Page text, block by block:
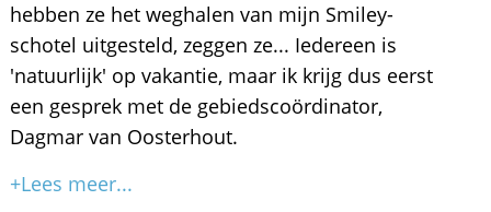
hebben ze het weghalen van mijn Smiley-
schotel uitgesteld, zeggen ze... Iedereen is
'natuurlijk' op vakantie, maar ik krijg dus eerst
een gesprek met de gebiedscoördinator,
Dagmar van Oosterhout.
+Lees meer...